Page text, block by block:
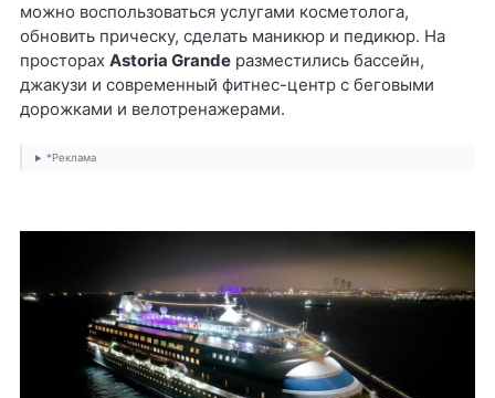
можно воспользоваться услугами косметолога,
обновить прическу, сделать маникюр и педикюр. На
просторах Astoria Grandeразместились бассейн,
джакузи и современный фитнес-центр с беговыми
дорожками и велотренажерами.
*Реклама